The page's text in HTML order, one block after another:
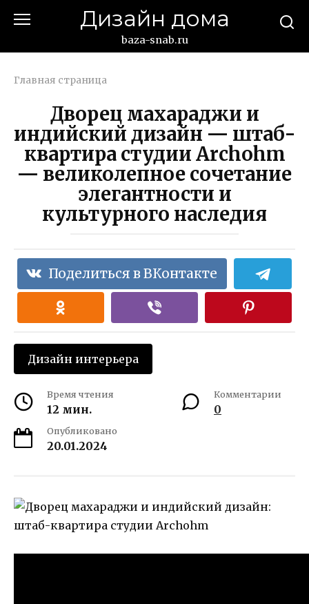
Дизайн дома
baza-snab.ru
Главная страница
Дворец махараджи и
индийский дизайн — штаб-
квартира студии Archohm
— великолепное сочетание
элегантности и
культурного наследия
Поделиться в ВКонтакте
Дизайн интерьера
Время чтения
12 мин.
Комментарии
0
Опубликовано
20.01.2024